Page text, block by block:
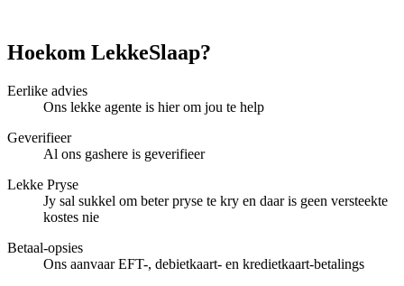
Hoekom LekkeSlaap?
Eerlike advies
Ons lekke agente is hier om jou te help
Geverifieer
Al ons gashere is geverifieer
Lekke Pryse
Jy sal sukkel om beter pryse te kry en daar is geen versteekte
kostes nie
Betaal-opsies
Ons aanvaar EFT-, debietkaart- en kredietkaart-betalings